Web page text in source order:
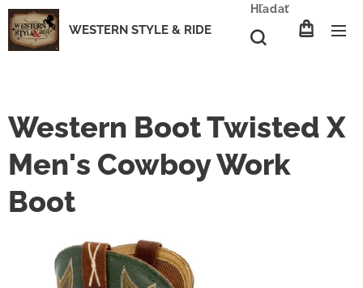
WESTERN STYLE & RIDE
Hľadať
Western Boot Twisted X
Men's Cowboy Work
Boot